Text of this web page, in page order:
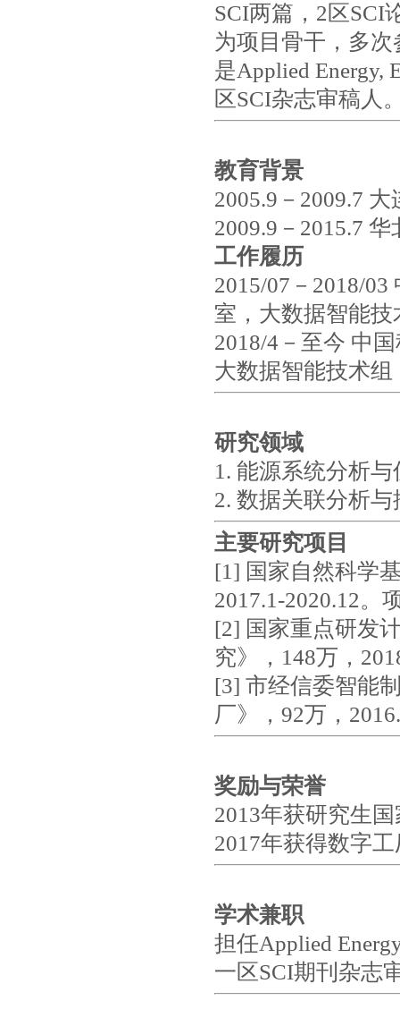
SCI两篇，2区SCI
为项目骨干，多
是Applied Energy,
区SCI杂志审稿人
教育背景
2005.9－2009.7
2009.9－2015.7
工作履历
2015/07－2018/
室，大数据智能
2018/4－至今 中
大数据智能技术组
研究领域
1. 能源系统分析与
2. 数据关联分析
主要研究项目
[1] 国家自然科学
2017.1-2020.12。
[2] 国家重点研发
究》，148万，
[3] 市经信委智能
厂》，92万，
奖励与荣誉
2013年获研究生
2017年获得数字
学术兼职
担任Applied
一区SCI期刊杂志